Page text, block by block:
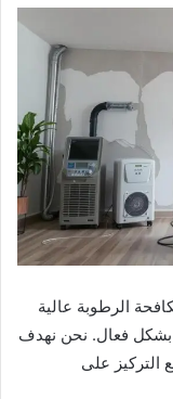
الرطوبة عالية
بشكل فعال. نحن نهدف
التركيز على